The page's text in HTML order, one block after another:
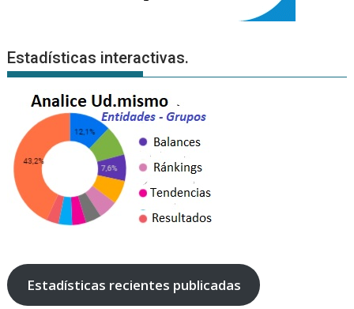
Estadísticas interactivas.
Estadísticas recientes publicadas